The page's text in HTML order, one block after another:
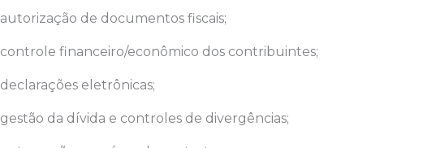
autorização de documentos fiscais;
controle financeiro/econômico dos contribuintes;
declarações eletrônicas;
gestão da dívida e controles de divergências;